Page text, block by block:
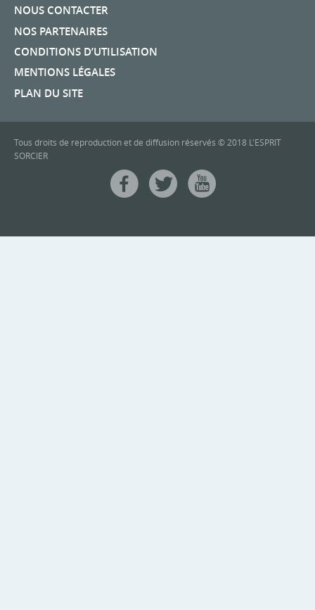
NOUS CONTACTER
NOS PARTENAIRES
CONDITIONS D’UTILISATION
MENTIONS LÉGALES
PLAN DU SITE
Tous droits de reproduction et de diffusion réservés © 2018 L'ESPRIT
SORCIER